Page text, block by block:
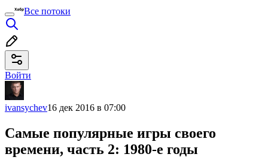
Все потоки
Войти
ivansychev16 дек 2016 в 07:00
Самые популярные игры своего
времени, часть 2: 1980-е годы